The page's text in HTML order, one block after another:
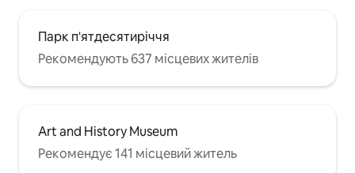
Парк п'ятдесятиріччя
Рекомендують 637 місцевих жителів
Art and History Museum
Рекомендує 141 місцевий житель